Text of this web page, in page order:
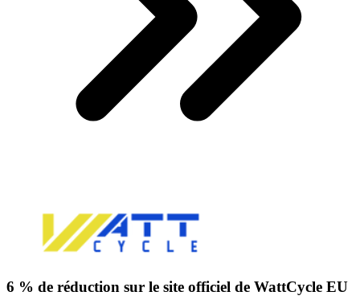
6 % de réduction sur le site officiel de WattCycle EU